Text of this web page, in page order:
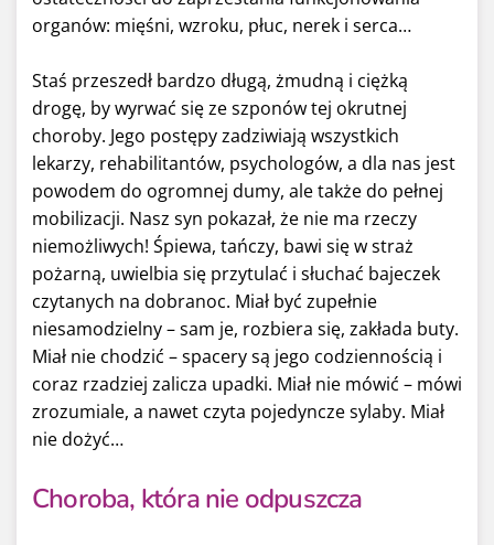
organów: mięśni, wzroku, płuc, nerek i serca…
Staś przeszedł bardzo długą, żmudną i ciężką
drogę, by wyrwać się ze szponów tej okrutnej
choroby. Jego postępy zadziwiają wszystkich
lekarzy, rehabilitantów, psychologów, a dla nas jest
powodem do ogromnej dumy, ale także do pełnej
mobilizacji. Nasz syn pokazał, że nie ma rzeczy
niemożliwych! Śpiewa, tańczy, bawi się w straż
pożarną, uwielbia się przytulać i słuchać bajeczek
czytanych na dobranoc. Miał być zupełnie
niesamodzielny – sam je, rozbiera się, zakłada buty.
Miał nie chodzić – spacery są jego codziennością i
coraz rzadziej zalicza upadki. Miał nie mówić – mówi
zrozumiale, a nawet czyta pojedyncze sylaby. Miał
nie dożyć…
Choroba, która nie odpuszcza